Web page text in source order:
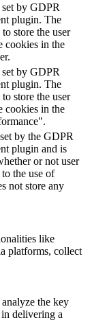
by GDPR
plugin. The
store the user
cookies in the
by GDPR
plugin. The
store the user
cookies in the
by the GDPR
plugin and is
or not user
the use of
not store any
like
platforms, collect
the key
delivering a